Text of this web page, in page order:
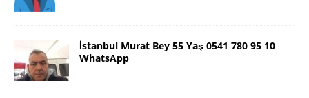
İstanbul Murat Bey 55 Yaş 0541 780 95 10
WhatsApp